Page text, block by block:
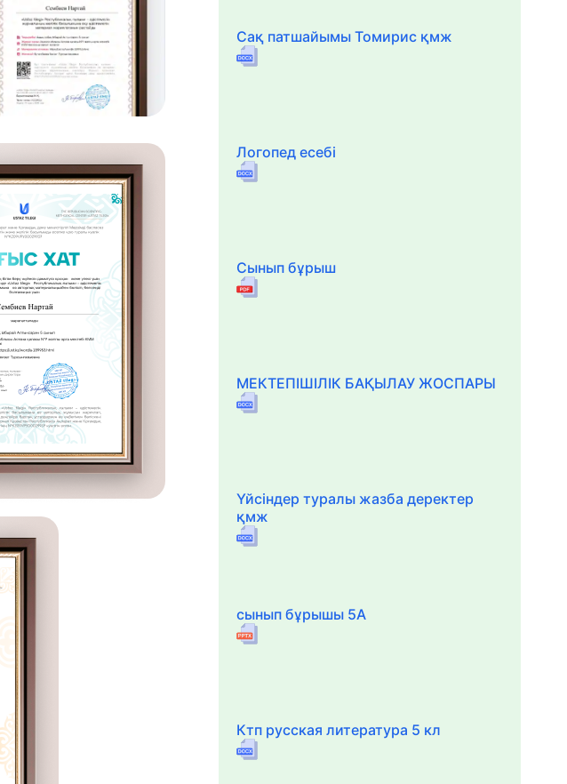
Сақ патшайымы Томирис қмж
Логопед есебі
Сынып бұрыш
МЕКТЕПІШІЛІК БАҚЫЛАУ ЖОСПАРЫ
Үйсіндер туралы жазба деректер
қмж
сынып бұрышы 5А
Ктп русская литература 5 кл